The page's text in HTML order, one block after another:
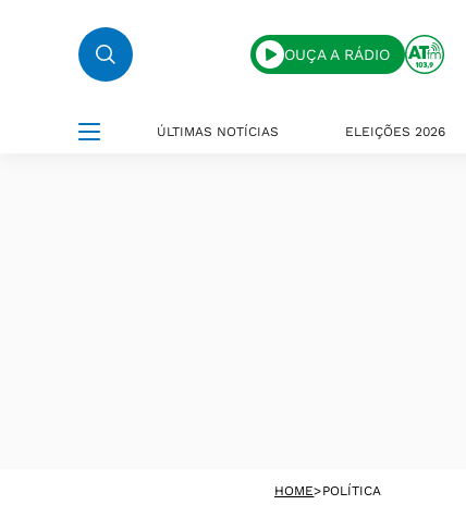
OUÇA A RÁDIO
ÚLTIMAS NOTÍCIAS ELEIÇÕES 2026
HOME>POLÍTICA